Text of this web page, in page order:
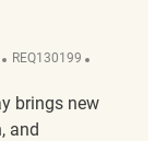
ReqId
REQ130199
brings new
and